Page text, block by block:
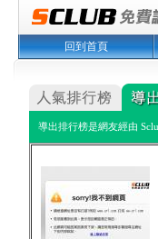
回到首頁
導出排行榜是網友經由